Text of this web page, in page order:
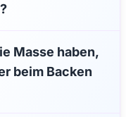
Masse haben,
beim Backen